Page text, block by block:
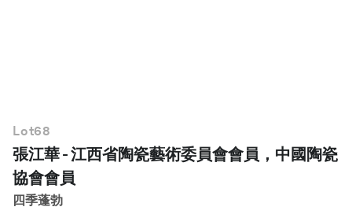
Lot68
張江華 - 江西省陶瓷藝術委員會會員，中國陶瓷
協會會員
四季蓬勃